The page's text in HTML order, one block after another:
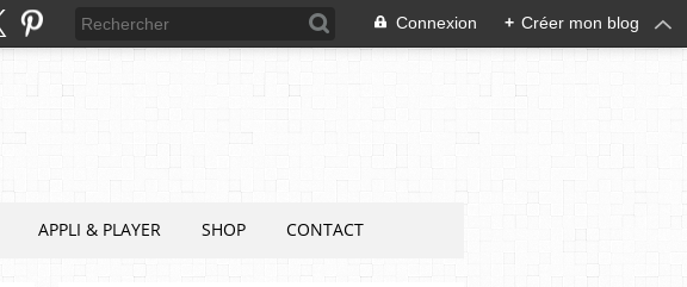
Connexion + Créer mon blog
APPLI & PLAYER SHOP CONTACT